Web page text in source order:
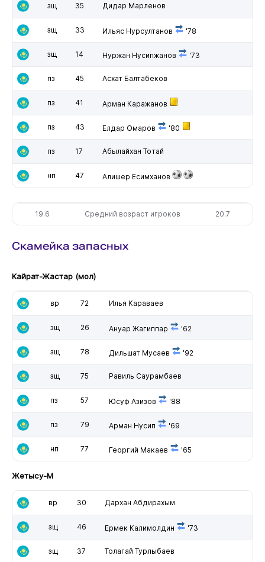
зщ 35 Дидар Марленов
зщ 33 Ильяс Нурсултанов '78
зщ 14 Нуржан Нусипжанов '73
пз 45 Асхат Балтабеков
пз 41 Арман Каражанов
пз 43 Елдар Омаров '80
пз 17 Абылайхан Тотай
нп 47 Алишер Есимханов
19.6 Средний возраст игроков 20.7
Скамейка запасных
Кайрат-Жастар (мол)
вр 72 Илья Караваев
зщ 26 Ануар Жагиппар '62
зщ 78 Дильшат Мусаев '92
зщ 75 Равиль Саурамбаев
пз 57 Юсуф Азизов '88
пз 79 Арман Нусип '69
нп 77 Георгий Макаев '65
Жетысу-М
вр 30 Дархан Абдирахым
зщ 46 Ермек Калимолдин '73
зщ 37 Толагай Турлыбаев